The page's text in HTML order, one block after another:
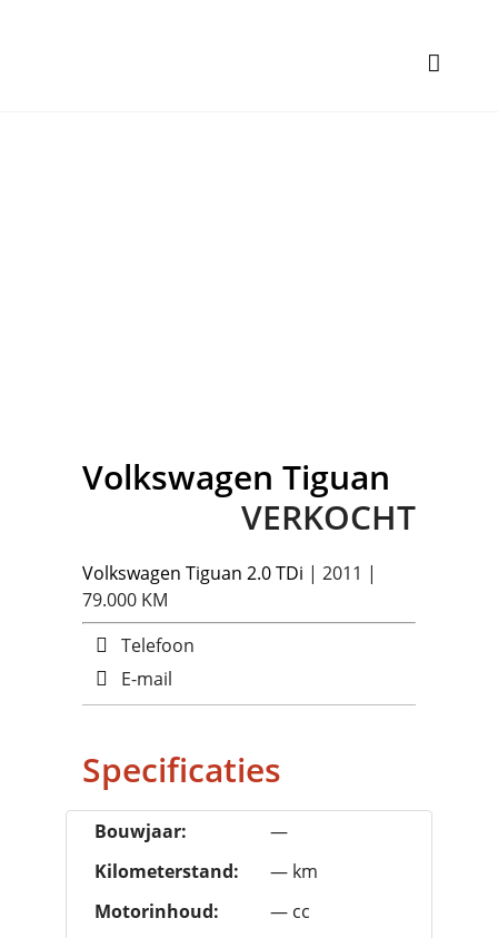
Volkswagen Tiguan
VERKOCHT
Volkswagen Tiguan 2.0 TDi | 2011 |
79.000 KM
Telefoon
E-mail
Specificaties
Bouwjaar:
—
Kilometerstand:
— km
Motorinhoud:
— cc